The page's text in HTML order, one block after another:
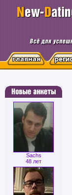
Sachs
48 лет